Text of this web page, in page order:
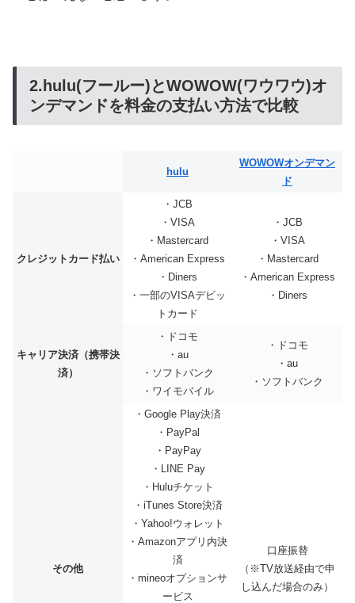
2.hulu(フールー)とWOWOW(ワウワウ)オ
ンデマンドを料金の支払い方法で比較
hulu
WOWOWオンデマン
ド
クレジットカード払い
・JCB
・VISA
・Mastercard
・American Express
・Diners
・一部のVISAデビッ
トカード
・JCB
・VISA
・Mastercard
・American Express
・Diners
キャリア決済（携帯決
済）
・ドコモ
・au
・ソフトバンク
・ワイモバイル
・ドコモ
・au
・ソフトバンク
その他
・Google Play決済
・PayPal
・PayPay
・LINE Pay
・Huluチケット
・iTunes Store決済
・Yahoo!ウォレット
・Amazonアプリ内決
済
・mineoオプションサ
ービス
口座振替
（※TV放送経由で申
し込んだ場合のみ）